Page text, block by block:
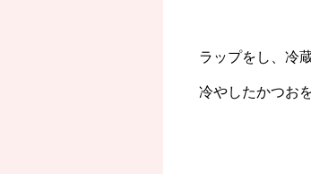
ラップをし、冷
冷やしたかつお